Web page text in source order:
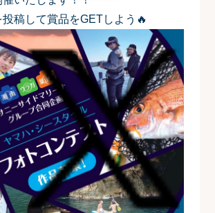
稿して賞品をGETしよう🔥